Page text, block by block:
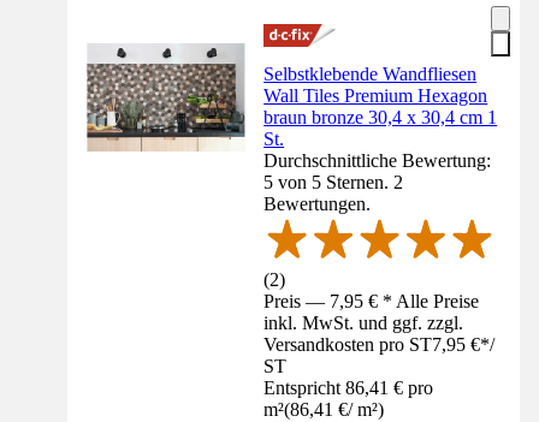
Selbstklebende Wandfliesen
Wall Tiles Premium Hexagon
braun bronze 30,4 x 30,4 cm 1
St.
Durchschnittliche Bewertung:
5 von 5 Sternen. 2
Bewertungen.
(2)
Preis — 7,95 € * Alle Preise
inkl. MwSt. und ggf. zzgl.
Versandkosten pro ST7,95 €*/
ST
Entspricht 86,41 € pro
m²(86,41 €/ m²)